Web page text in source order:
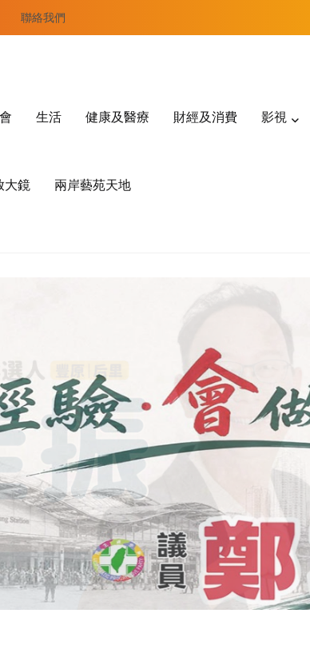
聯絡我們
生活 健康及醫療 財經及消費 影視
大鏡 兩岸藝苑天地